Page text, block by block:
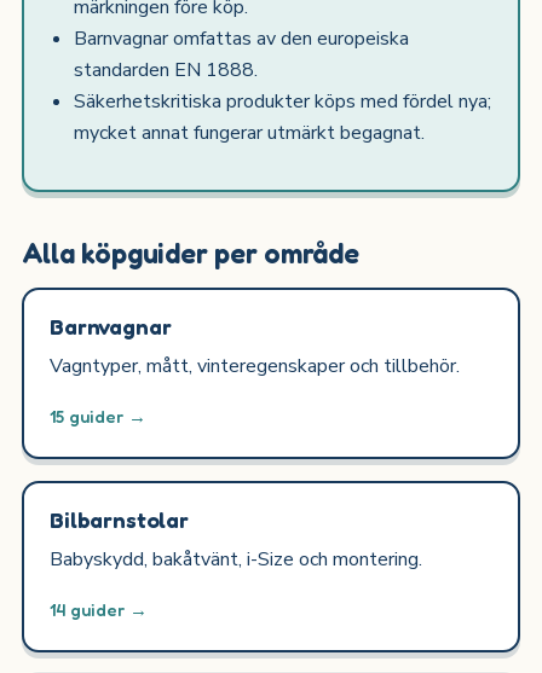
märkningen före köp.
Barnvagnar omfattas av den europeiska
standarden EN 1888.
Säkerhetskritiska produkter köps med fördel nya;
mycket annat fungerar utmärkt begagnat.
Alla köpguider per område
Barnvagnar
Vagntyper, mått, vinteregenskaper och tillbehör.
15 guider →
Bilbarnstolar
Babyskydd, bakåtvänt, i-Size och montering.
14 guider →